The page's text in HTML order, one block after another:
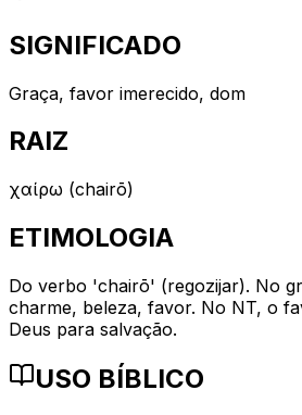
SIGNIFICADO
Graça, favor imerecido, dom
RAIZ
χαίρω (chairō)
ETIMOLOGIA
Do verbo 'chairō' (regozijar). No
charme, beleza, favor. No NT, o
Deus para salvação.
USO BÍBLICO